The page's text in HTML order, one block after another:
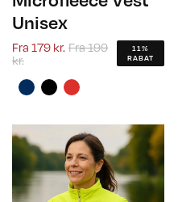
Unisex
Fra 179 kr. Fra199
kr.
11%
RABAT